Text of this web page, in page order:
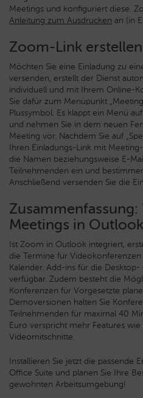
Meetings und konfiguriert diese.
Anleitung zum Ausdrucken an (in
Zoom-Link erstellen
Möchten Sie eine Einladung zu
versenden, erstellt der Dienst
individuell und mit Ihrem Online-
Sie dafür zum Menüpunkt
Plussymbol. Es klappt ein Menü
und nehmen Sie in dem neuen
Meeting vor. Nachdem Sie auf
Ihren Einladungs-Link mit
die Namen beziehungsweise E-
Teilnehmenden ein und
Anschließend versenden Sie die
Meetings in
Ist Zoom in Outlook integriert,
die Termine für
Kalender. Add-ins für die
verfügbar. Zudem besteht die
Konferenzen für Vorgesetzte
Demoversionen halten Sie
Teilnehmenden für maximal 40
Euro verspricht mehr Features
Videomitschnitte.
Installieren Sie jetzt die passende
Office Suite und planen Sie Ihre
gewohnten Arbeitsumgebung!